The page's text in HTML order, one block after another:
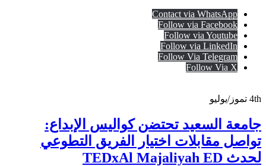
Contact via WhatsApp
Follow via Facebook
Follow via Youtube
Follow via LinkedIn
Follow Via Telegram
Follow Via X
4th تموز/يوليو
جامعة السعيد تحتضن كواليس الإبداع:
تواصل مقابلات اختيار الفريق التطوعي
لحدث TEDxAl Majaliyah ED